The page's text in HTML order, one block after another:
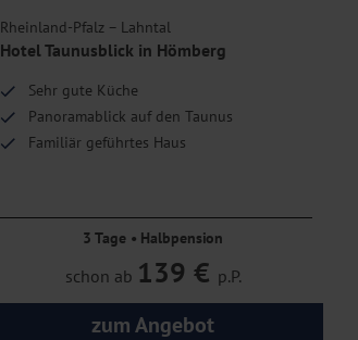
Rheinland-Pfalz – Lahntal
Hotel Taunusblick in Hömberg
Sehr gute Küche
Panoramablick auf den Taunus
Familiär geführtes Haus
3 Tage • Halbpension
schon ab 139 € p.P.
zum Angebot